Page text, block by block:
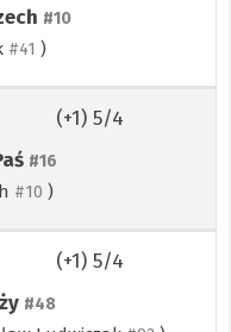
#10
#41 )
#16
#10 )
(+1) 5/4
#48
(+1) 5/4